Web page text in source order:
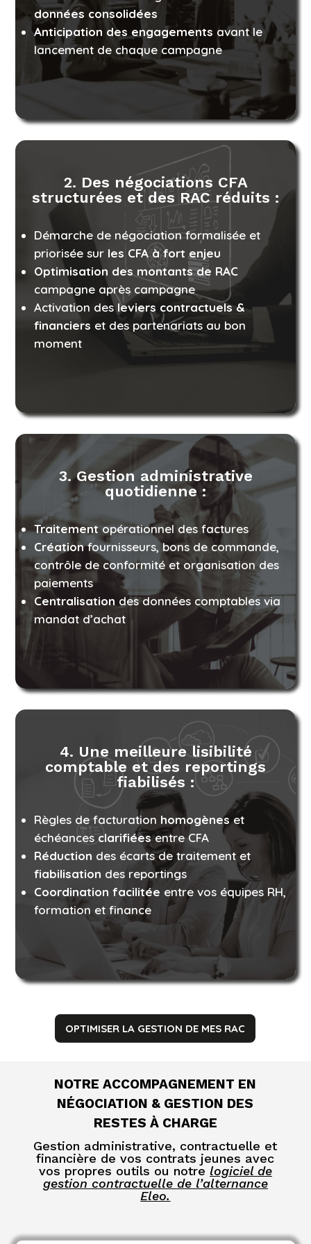
données consolidées
Anticipation des engagements avant le
lancement de chaque campagne
2. Des négociations CFA
structurées et des RAC réduits :
Démarche de négociation formalisée et
priorisée sur les CFA à fort enjeu
Optimisation des montants de RAC
campagne après campagne
Activation desleviers contractuels &
financiers et des partenariats au bon
moment
3. Gestion administrative
quotidienne :
Traitementopérationnel des factures
Créationfournisseurs, bons de commande,
contrôle de conformité et organisation des
paiements
Centralisation des données comptables via
mandat d’achat
4. Une meilleure lisibilité
comptable et des reportings
fiabilisés :
Règles de facturation homogèneset
échéancesclarifiéesentre CFA
Réduction des écarts de traitement et
fiabilisation des reportings
Coordination facilitée entre vos équipes RH,
formation et finance
OPTIMISER LA GESTION DE MES RAC
NOTRE ACCOMPAGNEMENT EN
NÉGOCIATION & GESTION DES
RESTES À CHARGE
Gestion administrative, contractuelle et
financière de vos contrats jeunes avec
vos propres outils ou notre logiciel de
gestion contractuelle de l’alternance
Eleo.